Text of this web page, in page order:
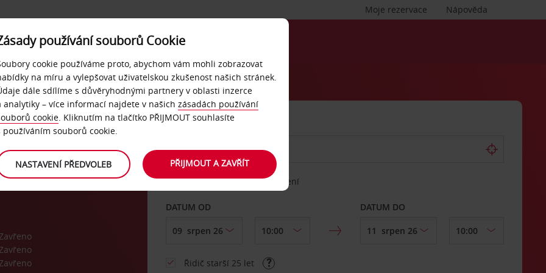
Nápověda
Moje rezervace
NAŠE SLUŽBY FIREMNÍ ZÁKAZNÍCI
Zavřeno
Zavřeno
Zavřeno
Vyberte si jiné místo vrácení
DATUM OD DATUM DO
Řidič starší 25 let
používání souborů Cookie
cookie používáme proto, abychom vám mohli zobrazovat
na míru a vylepšovat uživatelskou zkušenost našich stránek.
dále sdílíme s důvěryhodnými partnery v oblasti inzerce
analytiky – více informací najdete v našich zásadách používání
cookie. Kliknutím na tlačítko PŘIJMOUT souhlasíte
používáním souborů cookie.
NASTAVENÍ PŘEDVOLEB PŘIJMOUT A ZAVŘÍT